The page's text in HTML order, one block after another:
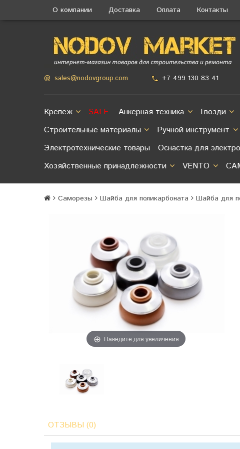
О компании Доставка Оплата Контакты
@ sales@nodovgroup.com +7 499 130 83 41
Крепеж SALE Анкерная техника Гвозди
Строительные материалы
Ручной инструмент
Электротехнические товары
Оснастка для
Хозяйственные принадлежности
VENTO
Саморезы Шайба для поликарбоната Шайба для
Наведите для увеличения
ОТЗЫВЫ (0)